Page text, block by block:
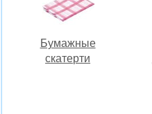
Бумажные
скатерти